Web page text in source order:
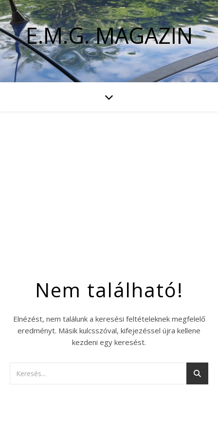
E.M.G. MAGAZIN
Nem található!
Elnézést, nem találunk a keresési feltételeknek megfelelő
eredményt. Másik kulcsszóval, kifejezéssel újra kellene
kezdeni egy keresést.